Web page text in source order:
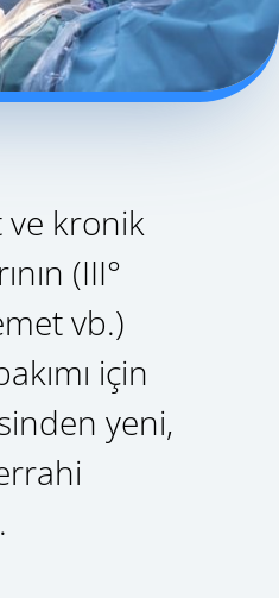
ve kronik
(III°
vb.)
için
yeni,